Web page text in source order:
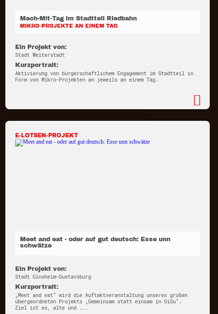
Mach-Mit-Tag im Stadtteil Riedbahn
MIKRO-PROJEKTE AN EINEM TAG
Ein Projekt von:
Stadt Weiterstadt
Kurzportrait:
Aktivierung von bürgerschaftlichem Engagement im Stadtteil in
Form von Mikro-Projekten an jeweils an einem Tag.
E-LOTSEN-PROJEKT
Meet and eat - oder auf gut deutsch: Esse unn
schwätze
Ein Projekt von:
Stadt Ginsheim-Gustavsburg
Kurzportrait:
„Meet and eat“ wird die Auftaktveranstaltung unseres großen
übergeordneten Projekts „Gemeinsam statt einsam in GiGu“.
Ziel ist es, alte und ...